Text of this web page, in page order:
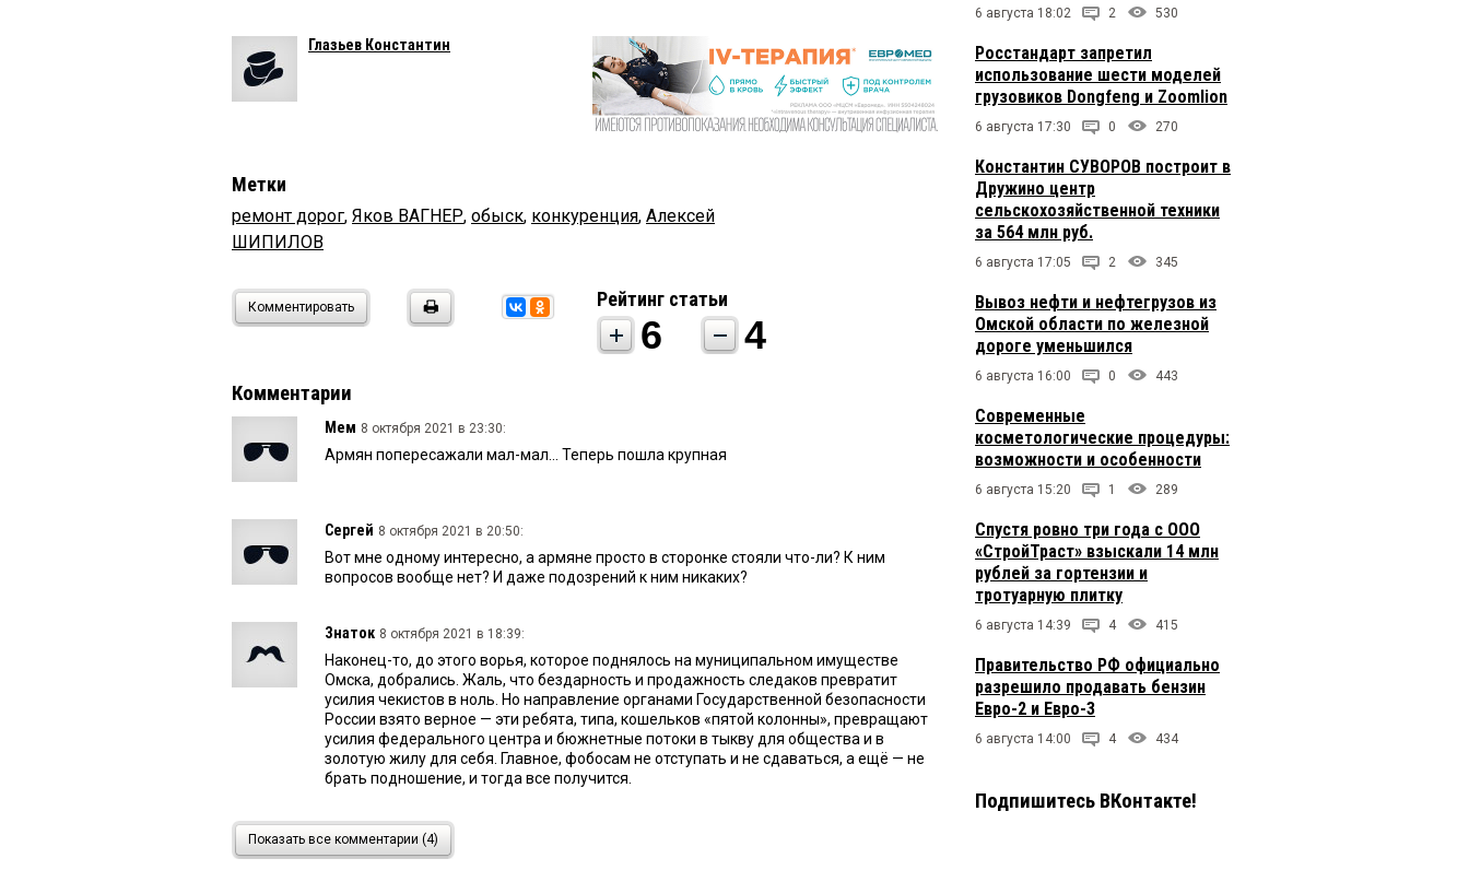
Глазьев Константин
Метки
ремонт дорог, Яков ВАГНЕР, обыск, конкуренция, Алексей
ШИПИЛОВ
Комментировать Рейтинг статьи
6 4
Комментарии
Мем 8 октября 2021 в 23:30:
Армян попересажали мал-мал... Теперь пошла крупная
Сергей 8 октября 2021 в 20:50:
Вот мне одному интересно, а армяне просто в сторонке стояли что-ли? К ним
вопросов вообще нет? И даже подозрений к ним никаких?
Знаток 8 октября 2021 в 18:39:
Наконец-то, до этого ворья, которое поднялось на муниципальном имуществе
Омска, добрались. Жаль, что бездарность и продажность следаков превратит
усилия чекистов в ноль. Но направление органами Государственной безопасности
России взято верное — эти ребята, типа, кошельков «пятой колонны», превращают
усилия федерального центра и бюжнетные потоки в тыкву для общества и в
золотую жилу для себя. Главное, фобосам не отступать и не сдаваться, а ещё — не
брать подношение, и тогда все получится.
8 октября 2021 в 18:06:
Это что то новое.Если АО Омскавтодор фактически госпредприятие, тоСтройсервис
Показать все комментарии (4)
6 августа 18:02 2 530
Росстандарт запретил
использование шести моделей
грузовиков Dongfeng и Zoomlion
6 августа 17:30 0 270
Константин СУВОРОВ построит в
Дружино центр
сельскохозяйственной техники
за 564 млн руб.
6 августа 17:05 2 345
Вывоз нефти и нефтегрузов из
Омской области по железной
дороге уменьшился
6 августа 16:00 0 443
Современные
косметологические процедуры:
возможности и особенности
6 августа 15:20 1 289
Спустя ровно три года с ООО
«СтройТраст» взыскали 14 млн
рублей за гортензии и
тротуарную плитку
6 августа 14:39 4 415
Правительство РФ официально
разрешило продавать бензин
Евро-2 и Евро-3
6 августа 14:00 4 434
Подпишитесь ВКонтакте!